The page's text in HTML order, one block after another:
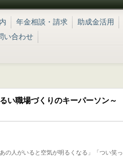
年金相談・請求
助成金活用
い合わせ
い職場づくりのキーパーソン～
の人がいると空気が明るくなる」「つい笑っ